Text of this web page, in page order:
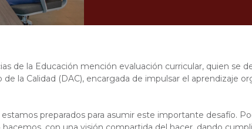
de la Educación mención evaluación curricular, quien se
la Calidad (DAC), encargada de impulsar el aprendizaje
preparados para asumir este importante desafío.